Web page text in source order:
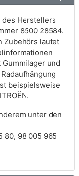
des Herstellers
8500 28584.
Zubehörs lautet
und
beispielsweise
unter den
80, 98 005 965